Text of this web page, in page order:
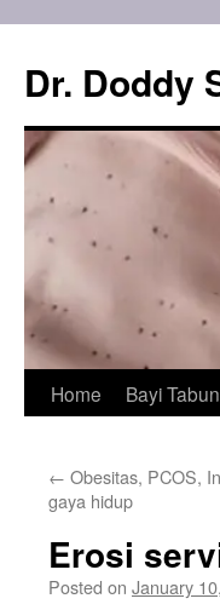
content
Dr. Doddy
Home Bayi
← Obesitas, PCOS,
gaya hidup
Erosi
Posted on January